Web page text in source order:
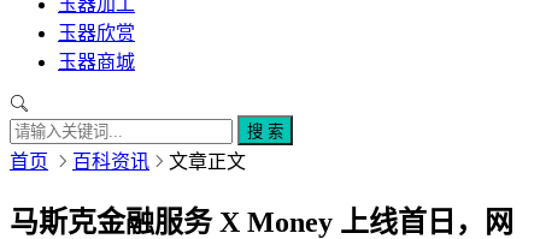
玉器加工
玉器欣赏
玉器商城
搜 索
首页 百科资讯 文章正文
马斯克金融服务 X Money 上线首日，网